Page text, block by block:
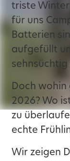
triste
für uns
Batterien
aufgefüllt
sehnsüchtig
Doch
2026? Wo
zu
echte
Wir zeigen